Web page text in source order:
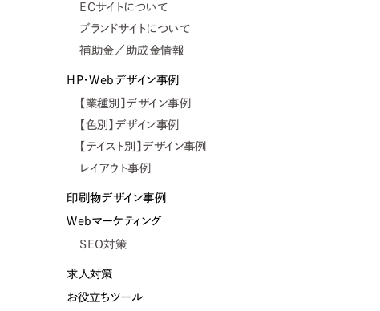
ECサイトについて
ブランドサイトについて
補助金／助成金情報
HP・Webデザイン事例
【業種別】デザイン事例
【色別】デザイン事例
【テイスト別】デザイン事例
レイアウト事例
印刷物デザイン事例
Webマーケティング
SEO対策
求人対策
お役立ちツール